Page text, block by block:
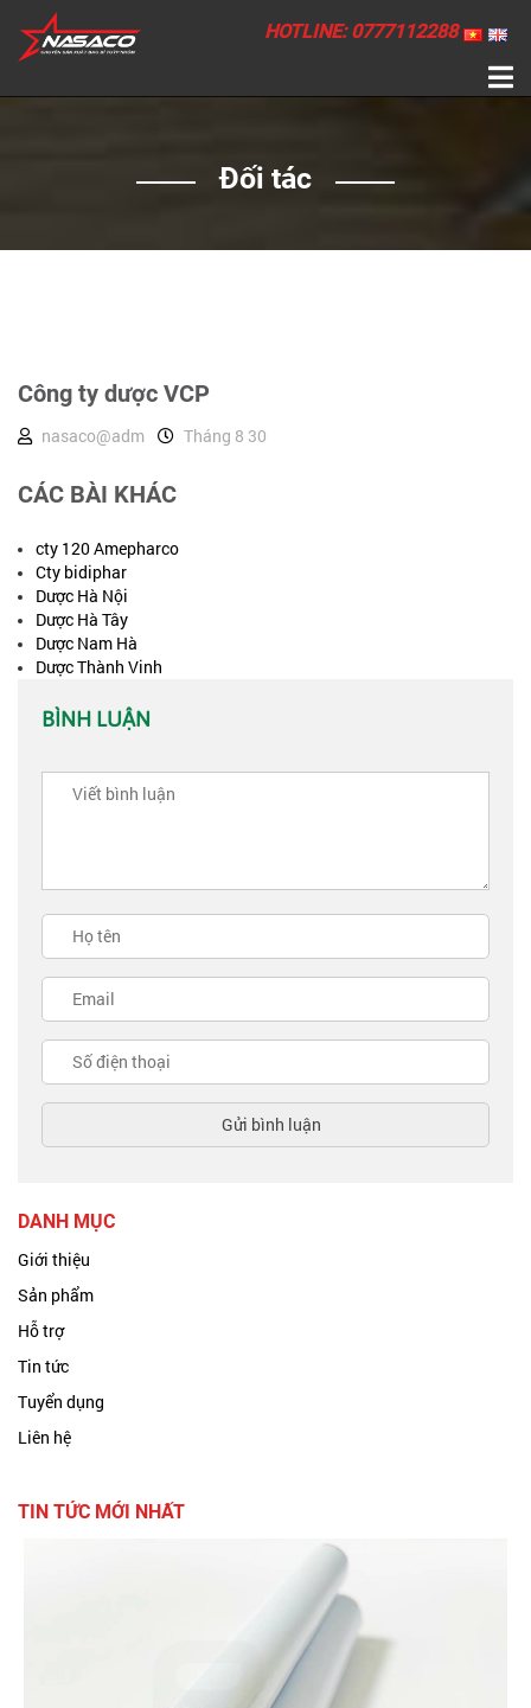
HOTLINE: 0777112288
Đối tác
Công ty dược VCP
nasaco@adm Tháng 8 30
CÁC BÀI KHÁC
cty 120 Amepharco
Cty bidiphar
Dược Hà Nội
Dược Hà Tây
Dược Nam Hà
Dược Thành Vinh
BÌNH LUẬN
DANH MỤC
Giới thiệu
Sản phẩm
Hỗ trợ
Tin tức
Tuyển dụng
Liên hệ
TIN TỨC MỚI NHẤT